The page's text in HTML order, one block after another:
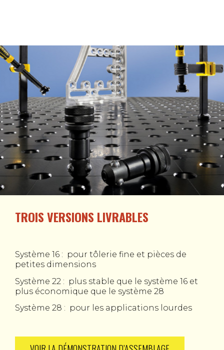
TROIS VERSIONS LIVRABLES
Système 16 : pour tôlerie fine et pièces de
petites dimensions
Système 22 : plus stable que le système 16 et
plus économique que le système 28
Système 28 : pour les applications lourdes